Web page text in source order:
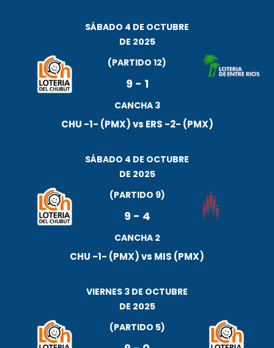
SÁBADO 4 DE OCTUBRE
DE 2025
(PARTIDO 12)
9- 1
CANCHA 3
CHU -1- (PMX) vs ERS -2- (PMX)
SÁBADO 4 DE OCTUBRE
DE 2025
(PARTIDO 9)
9- 4
CANCHA 2
CHU -1- (PMX) vs MIS (PMX)
VIERNES 3 DE OCTUBRE
DE 2025
(PARTIDO 5)